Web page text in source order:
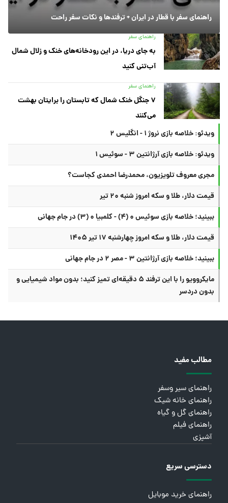
راهنمای سفر با قطار در ایران + ترفندها و نکات سفر راحت
راهنمای سفر
به جای دریا، در این رودخانه‌های خنک و زلال شمال
آب‌تنی کنید
راهنمای سفر
۷ جنگل خنک شمال که تابستان را برایتان بهشت
می‌کنند
ویدئو: خلاصه بازی نروژ ۱ - انگلیس ۲
ویدئو: خلاصه بازی آرژانتین ۳ - سوئیس ۱
مجری معروف تلویزیون، محمدرضا احمدی کجاست؟
قیمت دلار، طلا و سکه امروز شنبه ۲۰ تیر
ببینید؛ خلاصه بازی سوئیس ۰ (۴) - کلمبیا ۰ (۳) در جام جهانی
قیمت دلار، طلا و سکه امروز چهارشنبه ۱۷ تیر ۱۴۰۵
ببینید؛ خلاصه بازی آرژانتین ۳ - مصر ۲ در جام جهانی
مایکروویو را با این ترفند ۵ دقیقه‌ای تمیز کنید؛ بدون مواد شیمیایی و
بدون دردسر
مطالب مفید
راهنمای سیر وسفر
راهنمای خانه شیک
راهنمای گل و گیاه
راهنمای فیلم
آشپزی
دسترسی سریع
راهنمای خرید موبایل